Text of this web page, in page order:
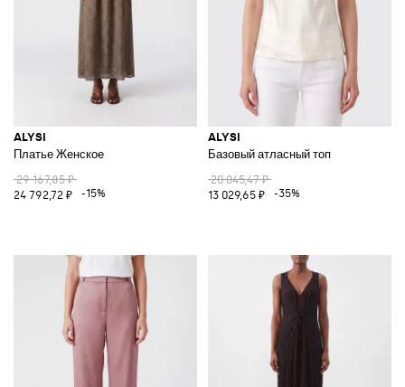
ALYSI
Платье Женское
29 167,85 ₽
24 792,72 ₽
-15%
ALYSI
Базовый атласный топ
20 045,47 ₽
13 029,65 ₽
-35%